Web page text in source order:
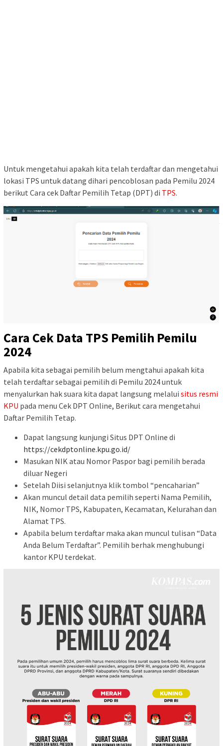
Untuk mengetahui apakah kita telah terdaftar dan mengetahui
lokasi TPS untuk datang dihari pencoblosan pada Pemilu 2024
berikut Cara cek Daftar Pemilih Tetap (DPT) di TPS.
Cara Cek Data TPS Pemilih Pemilu
2024
Apabila kita sebagai pemilih belum mengtahui apakah kita
telah terdaftar sebagai pemilih di Pemilu 2024 untuk
menyalurkan hak suara kita dapat langsung melalui situs resmi
KPU pada menu Cek DPT Online, Berikut cara mengetahui
Daftar Pemilih Tetap.
Dapat langsung kunjungi Situs DPT Online di
https://cekdptonline.kpu.go.id/
Masukan NIK atau Nomor Paspor bagi pemilih berada
diluar Negeri
Setelah Diisi selanjutnya klik tombol “pencaharian”
Akan muncul detail data pemilih seperti Nama Pemilih,
NIK, Nomor TPS, Kabupaten, Kecamatan, Kelurahan dan
Alamat TPS.
Apabila belum terdaftar maka akan muncul tulisan “Data
Anda Belum Terdaftar”. Pemilih berhak menghubungi
kantor KPU terdekat.